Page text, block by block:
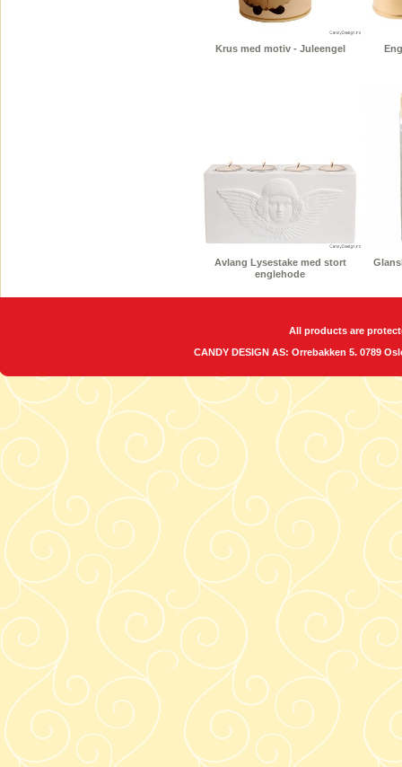
Krus med motiv - Juleengel
Avlang Lysestake med stort
englehode
All products are
CANDY DESIGN AS: Orrebakken 5. 0789